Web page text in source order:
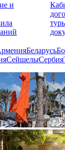
и
Беларусь
СейшелыСербия